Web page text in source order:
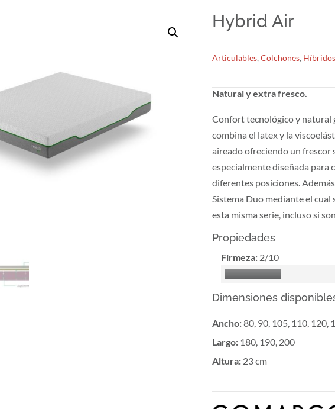
Hybrid Air
Articulables,Colchones, Híbridos
Natural y extra fresco.
Confort tecnológico y natural
combina el latex y la
aireado ofreciendo un frescor
especialmente diseñada para
diferentes posiciones.
Sistema Duo mediante el
esta misma serie, incluso si
Propiedades
Firmeza: 2/10
Dimensiones
Ancho:80, 90, 105, 110, 120,
Largo: 180, 190, 200
Altura: 23 cm